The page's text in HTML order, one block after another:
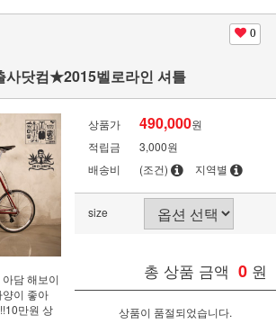
0
닷컴★2015벨로라인 셔틀
담 해보이
이 좋아
만원 상
상품가 490,000원
적립금
3,000원
배송비
(조건) 지역별
size
총 상품 금액 0 원
상품이 품절되었습니다.